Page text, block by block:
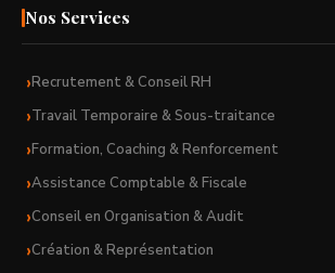
Nos Services
Recrutement & Conseil RH
Travail Temporaire & Sous-traitance
Formation, Coaching & Renforcement
Assistance Comptable & Fiscale
Conseil en Organisation & Audit
Création & Représentation